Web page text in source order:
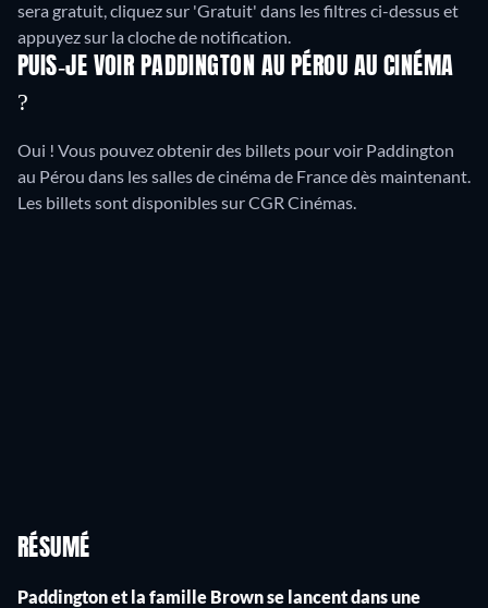
sera gratuit, cliquez sur 'Gratuit' dans les filtres ci-dessus et
appuyez sur la cloche de notification.
PUIS-JE VOIR PADDINGTON AU PÉROU AU CINÉMA
?
Oui ! Vous pouvez obtenir des billets pour voir Paddington
au Pérou dans les salles de cinéma de France dès maintenant.
Les billets sont disponibles sur CGR Cinémas.
RÉSUMÉ
Paddington et la famille Brown se lancent dans une